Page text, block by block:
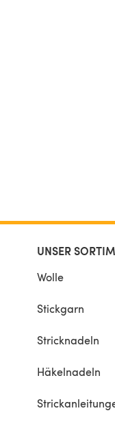
UNSER
Wolle
Stickgarn
Stricknadeln
Häkelnadeln